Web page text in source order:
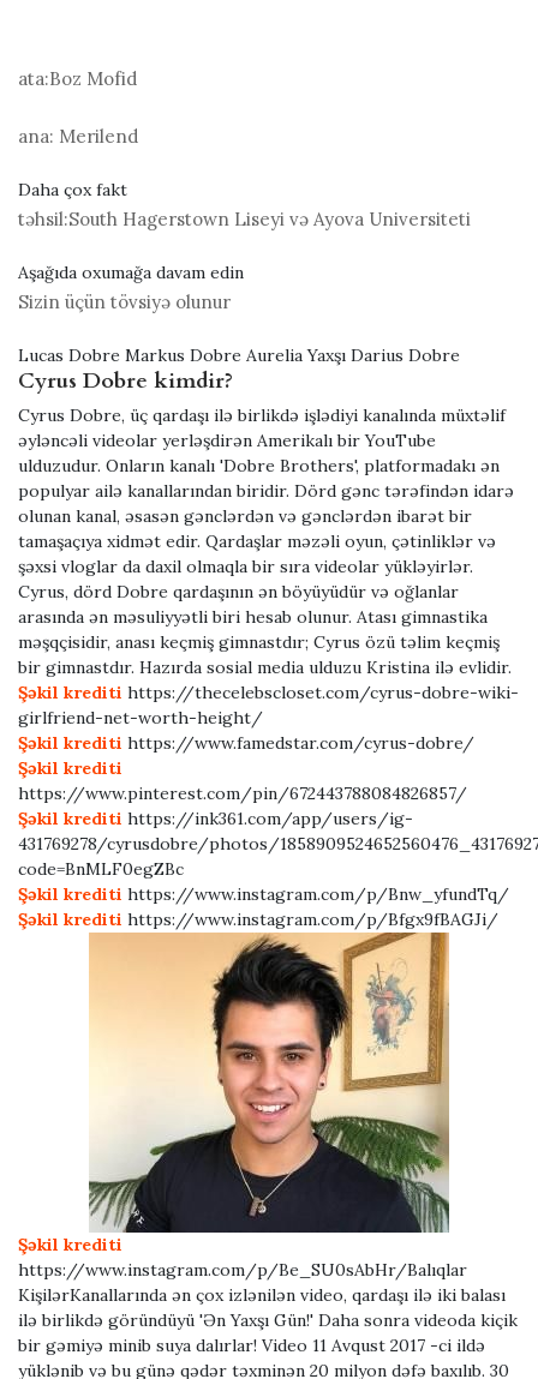
ata:Boz Mofid
ana: Merilend
Daha çox fakt
təhsil:South Hagerstown Liseyi və Ayova Universiteti
Aşağıda oxumağa davam edin
Sizin üçün tövsiyə olunur
Lucas Dobre Markus Dobre Aurelia Yaxşı Darius Dobre
Cyrus Dobre kimdir?
Cyrus Dobre, üç qardaşı ilə birlikdə işlədiyi kanalında müxtəlif
əyləncəli videolar yerləşdirən Amerikalı bir YouTube
ulduzudur. Onların kanalı 'Dobre Brothers', platformadakı ən
populyar ailə kanallarından biridir. Dörd gənc tərəfindən idarə
olunan kanal, əsasən gənclərdən və gənclərdən ibarət bir
tamaşaçıya xidmət edir. Qardaşlar məzəli oyun, çətinliklər və
şəxsi vloglar da daxil olmaqla bir sıra videolar yükləyirlər.
Cyrus, dörd Dobre qardaşının ən böyüyüdür və oğlanlar
arasında ən məsuliyyətli biri hesab olunur. Atası gimnastika
məşqçisidir, anası keçmiş gimnastdır; Cyrus özü təlim keçmiş
bir gimnastdır. Hazırda sosial media ulduzu Kristina ilə evlidir.
Şəkil krediti https://thecelebscloset.com/cyrus-dobre-wiki-
girlfriend-net-worth-height/
Şəkil krediti https://www.famedstar.com/cyrus-dobre/
Şəkil krediti
https://www.pinterest.com/pin/672443788084826857/
Şəkil krediti https://ink361.com/app/users/ig-
431769278/cyrusdobre/photos/
code=BnMLF0egZBc
Şəkil krediti https://www.instagram.com/p/Bnw_yfundTq/
Şəkil krediti https://www.instagram.com/p/Bfgx9fBAGJi/
Şəkil krediti
https://www.instagram.com/p/Be_SU0sAbHr/Balıqlar
KişilərKanallarında ən çox izlənilən video, qardaşı ilə iki balası
ilə birlikdə göründüyü 'Ən Yaxşı Gün!' Daha sonra videoda kiçik
bir gəmiyə minib suya dalırlar! Video 11 Avqust 2017 -ci ildə
yüklənib və bu günə qədər təxminən 20 milyon dəfə baxılıb. 30